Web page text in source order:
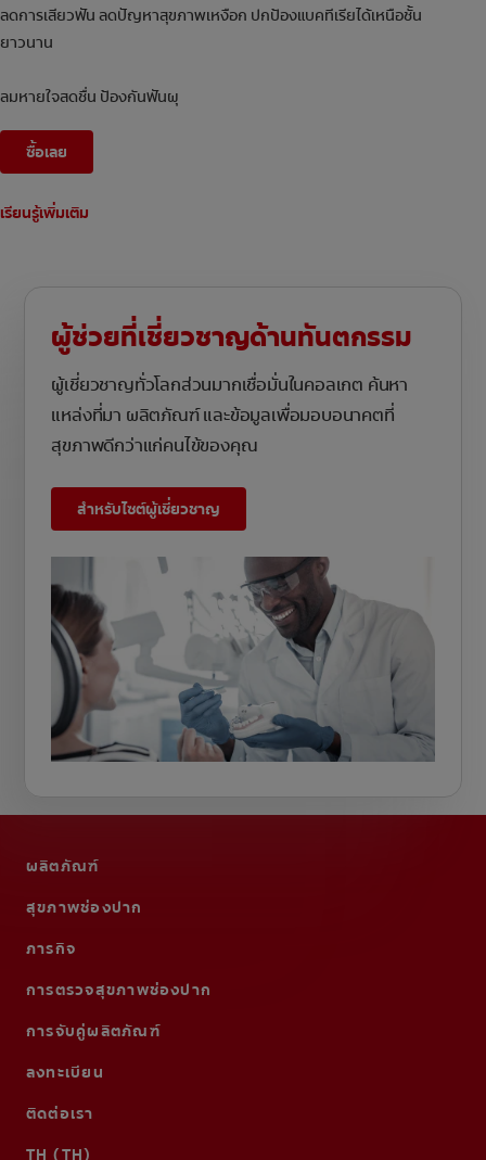
ลดการเสียวฟัน ลดปัญหาสุขภาพเหงือก ปกป้องแบคทีเรียได้เหนือชั้น
ยาวนาน
ลมหายใจสดชื่น ป้องกันฟันผุ
ซื้อเลย
เรียนรู้เพิ่มเติม
ผู้ช่วยที่เชี่ยวชาญด้านทันตกรรม
ผู้เชี่ยวชาญทั่วโลกส่วนมากเชื่อมั่นในคอลเกต ค้นหา
แหล่งที่มา ผลิตภัณฑ์ และข้อมูลเพื่อมอบอนาคตที่
สุขภาพดีกว่าแก่คนไข้ของคุณ
สำหรับไซต์ผู้เชี่ยวชาญ
ผลิตภัณฑ์
สุขภาพช่องปาก
ภารกิจ
การตรวจสุขภาพช่องปาก
การจับคู่ผลิตภัณฑ์
ลงทะเบียน
ติดต่อเรา
TH (TH)